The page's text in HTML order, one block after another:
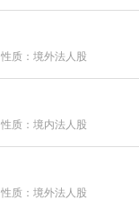
性质：境外法人股
性质：境内法人股
性质：境外法人股